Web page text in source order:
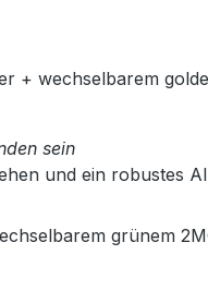
+ wechselbarem
sein
und ein robustes
grünem